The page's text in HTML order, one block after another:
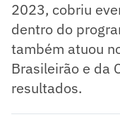
2023, cobriu
dentro do
também atuou
Brasileirão e da
resultados.